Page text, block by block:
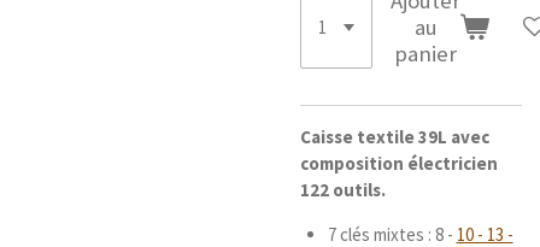
au
panier
Caisse textile 39L avec
composition électricien
122 outils.
7 clés mixtes : 8 - 10 - 13 -